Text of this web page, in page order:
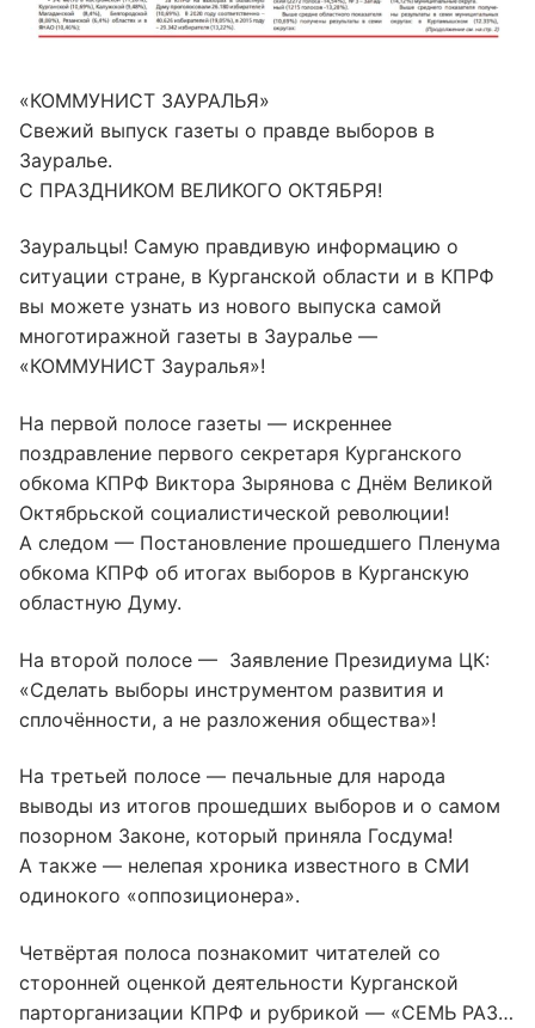
«КОММУНИСТ ЗАУРАЛЬЯ»
Свежий выпуск газеты о правде выборов в
Зауралье.
С ПРАЗДНИКОМ ВЕЛИКОГО ОКТЯБРЯ!
Зауральцы! Самую правдивую информацию о
ситуации стране, в Курганской области и в КПРФ
вы можете узнать из нового выпуска самой
многотиражной газеты в Зауралье —
«КОММУНИСТ Зауралья»!
На первой полосе газеты — искреннее
поздравление первого секретаря Курганского
обкома КПРФ Виктора Зырянова с Днём Великой
Октябрьской социалистической революции!
А следом — Постановление прошедшего Пленума
обкома КПРФ об итогах выборов в Курганскую
областную Думу.
На второй полосе — Заявление Президиума ЦК:
«Сделать выборы инструментом развития и
сплочённости, а не разложения общества»!
На третьей полосе — печальные для народа
выводы из итогов прошедших выборов и о самом
позорном Законе, который приняла Госдума!
А также — нелепая хроника известного в СМИ
одинокого «оппозиционера».
Четвëртая полоса познакомит читателей со
сторонней оценкой деятельности Курганской
парторганизации КПРФ и рубрикой — «СЕМЬ РАЗ…